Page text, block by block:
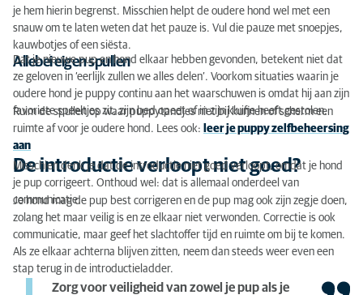
je hem hierin begrenst. Misschien helpt de oudere hond wel met een
snauw om te laten weten dat het pauze is. Vul die pauze met snoepjes,
kauwbotjes of een siësta.
Allebei eigen spullen
Dat je nieuwe pup en hond elkaar hebben gevonden, betekent niet dat
ze geloven in ‘eerlijk zullen we alles delen’. Voorkom situaties waarin je
oudere hond je puppy continu aan het waarschuwen is omdat hij aan zijn
favoriete speeltjes zit, zijn bed opeet of in zijn kluifje heeft gestolen.
Ruim de spullen op waar puppytandjes niet bij kunnen of scherm een
ruimte af voor je oudere hond. Lees ook: leer je puppy zelfbeheersing
aan
De introductie verloopt niet goed?
Misschien denk je dat de introductie niet goed verloopt, omdat je hond
je pup corrigeert. Onthoud wel: dat is allemaal onderdeel van
communicatie.
Je hond mag de pup best corrigeren en de pup mag ook zijn zegje doen,
zolang het maar veilig is en ze elkaar niet verwonden. Correctie is ook
communicatie, maar geef het slachtoffer tijd en ruimte om bij te komen.
Als ze elkaar achterna blijven zitten, neem dan steeds weer even een
stap terug in de introductieladder.
Zorg voor veiligheid van zowel je pup als je